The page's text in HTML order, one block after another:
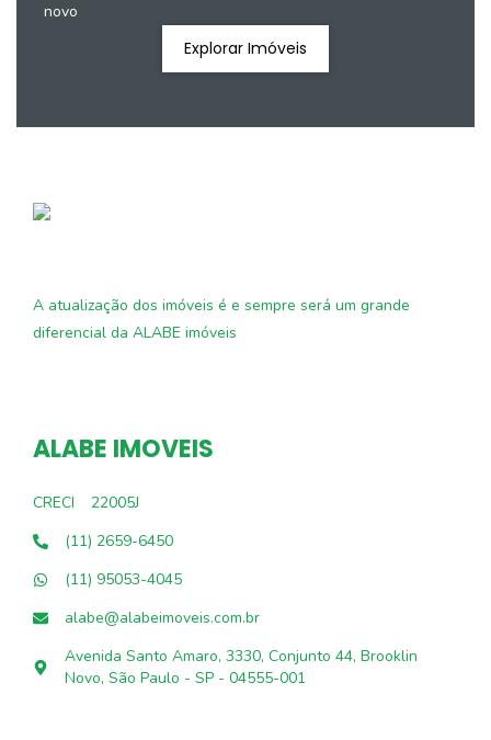
novo
Explorar Imóveis
A atualização dos imóveis é e sempre será um grande
diferencial da ALABE imóveis
ALABE IMOVEIS
CRECI
22005J
(11) 2659-6450
(11) 95053-4045
alabe@alabeimoveis.com.br
Avenida Santo Amaro, 3330, Conjunto 44, Brooklin
Novo, São Paulo - SP - 04555-001